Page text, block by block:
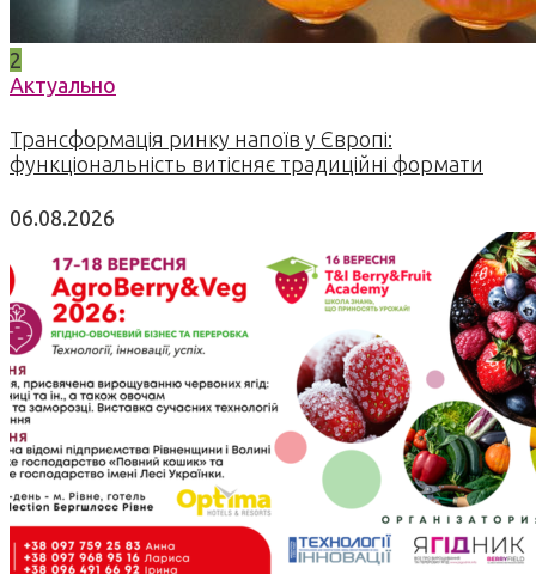
2
Актуально
Трансформація ринку напоїв у Європі:
функціональність витісняє традиційні формати
06.08.2026